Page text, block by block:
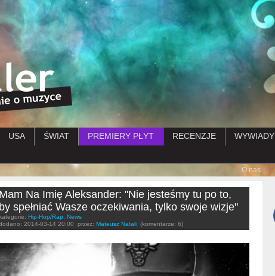
Przejdź do treści
USA ŚWIAT PREMIERY PŁYT RECENZJE WYWIADY
Submenu
O nas
Mam Na Imię Aleksander: "Nie jesteśmy tu po to,
by spełniać Wasze oczekiwania, tylko swoje wizje"
Hip-Hop/Rap
News
2014-03-14 20:00 przez: Mateusz Natali (komentarze: 6)